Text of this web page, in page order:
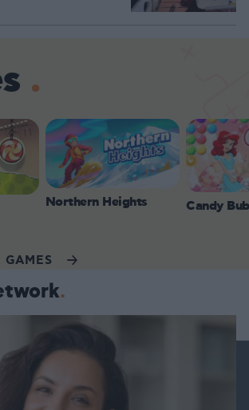
Northern Heights Candy